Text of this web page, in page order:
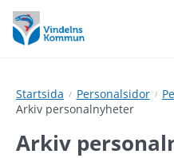
Hoppa
till
innehåll
Hoppa
till
undermeny
Startsida Personalsidor
Arkiv personalnyheter
Arkiv